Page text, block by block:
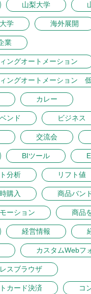
山梨大学
学 海外展開
業
ングオートメーション
ングオートメーション
カレー
ンド ビジネス
交流会
BIツール
分析 リフト値
購入 商品バン
ーション 商品
経営情報
カスタムWebフ
スブラウザ
カード決済 コ